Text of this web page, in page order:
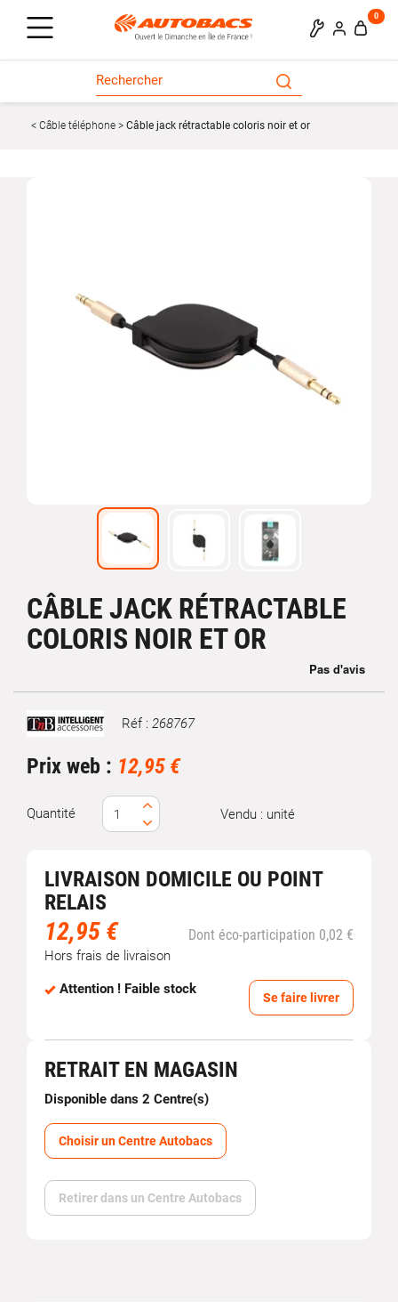
0
Câble téléphone Câble jack rétractable coloris noir et or
CÂBLE JACK RÉTRACTABLE
COLORIS NOIR ET OR
Marque Réf : 268767
Prix web : 12,95 €
Quantité Vendu : unité
LIVRAISON DOMICILE OU POINT
RELAIS
12,95 € Dont éco-participation 0,02 €
Hors frais de livraison
Attention ! Faible stock
Se faire livrer
RETRAIT EN MAGASIN
Disponible dans 2 Centre(s)
Choisir un Centre Autobacs
Retirer dans un Centre Autobacs